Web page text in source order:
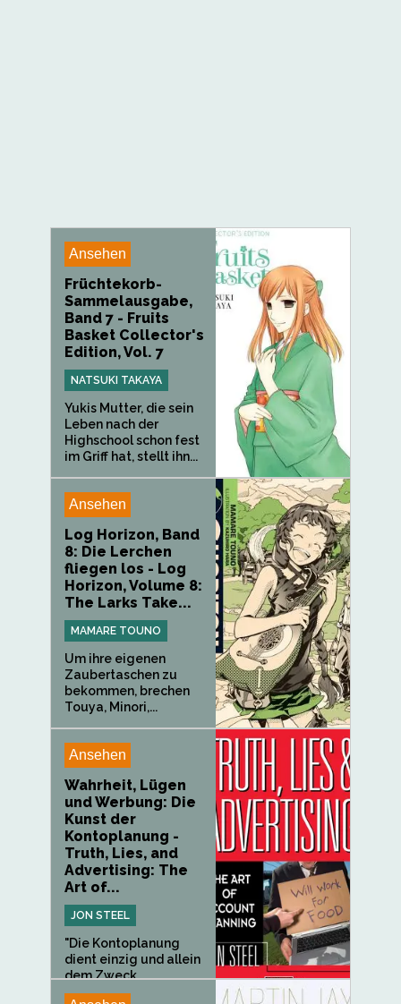
Ansehen
Früchtekorb-
Sammelausgabe,
Band 7 - Fruits
Basket Collector's
Edition, Vol. 7
NATSUKI TAKAYA
Yukis Mutter, die sein
Leben nach der
Highschool schon fest
im Griff hat, stellt ihn...
Ansehen
Log Horizon, Band
8: Die Lerchen
fliegen los - Log
Horizon, Volume 8:
The Larks Take...
MAMARE TOUNO
Um ihre eigenen
Zaubertaschen zu
bekommen, brechen
Touya, Minori,...
Ansehen
Wahrheit, Lügen
und Werbung: Die
Kunst der
Kontoplanung -
Truth, Lies, and
Advertising: The
Art of...
JON STEEL
"Die Kontoplanung
dient einzig und allein
dem Zweck,...